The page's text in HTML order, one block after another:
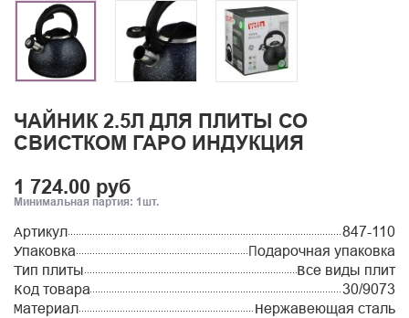
ЧАЙНИК 2.5Л ДЛЯ ПЛИТЫ СО
СВИСТКОМ ГАРО ИНДУКЦИЯ
1 724.00 руб
Минимальная партия: 1шт.
Артикул
847-110
Упаковка
Подарочная упаковка
Тип плиты
Все виды плит
Код товара
30/9073
Материал
Нержавеющая сталь